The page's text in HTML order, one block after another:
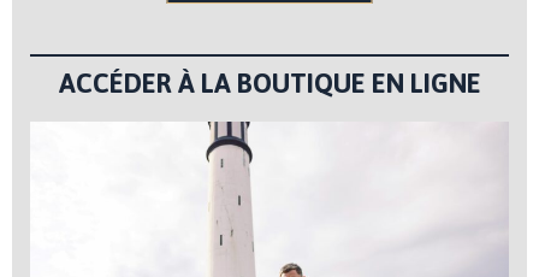
ACCÉDER À LA BOUTIQUE EN LIGNE